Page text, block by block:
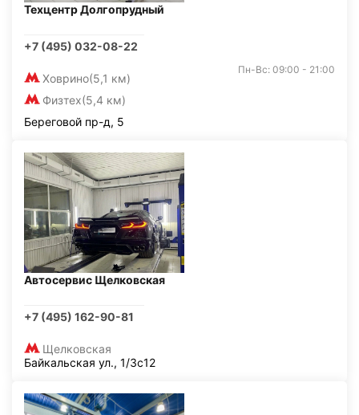
Техцентр Долгопрудный
+7 (495) 032-08-22
Ховрино(5,1 км)
Физтех(5,4 км)
Пн-Вс: 09:00 - 21:00
Береговой пр-д, 5
Автосервис Щелковская
+7 (495) 162-90-81
Щелковская
Байкальская ул., 1/3с12